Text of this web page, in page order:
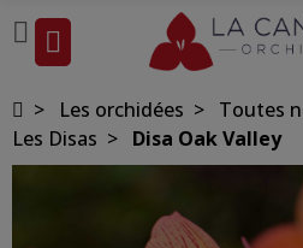
Les orchidées
Toutes
Les Disas
Disa Oak Valley